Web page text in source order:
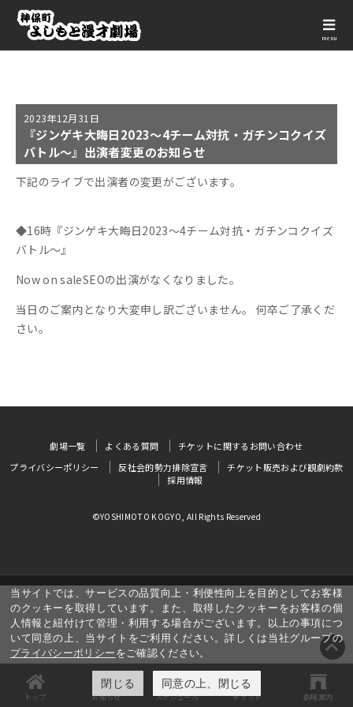
menu
2023年12月31日
『ジンゲキ大晦日2023～4チーム対抗・ガチンコクイズ
バトル～』出演者変更のお知らせ
下記のライブで出演者の変更がございます。
◆16時『ジンゲキ大晦日2023～4チーム対抗・ガチンコクイズ
バトル～』
Now on saleSEOの出演がなくなりました。
当日のご案内となり大変申し訳ございません。 何卒ご了承くだ
さい。
トップ お知らせ スケジュール チケット 劇場案内
当サイトでは、サービスの品質向上・利便性向上を目的としてお客様
のクッキーを取得しています。また、取得したクッキーをお客様の個
人情報と紐付けて管理・利用する場合がございます。以上の事項につ
いて同意の上、当サイトをご利用ください。詳しくは当社グループの
プライバシーポリシーをご確認ください。
閉じる 同意の上、閉じる
劇場一覧 よくある質問
チケットに関するお問い合わせ
プライバシーポリシー
反社会的勢力排除宣言
チケット販売および観劇約款
採用情報
©YOSHIMOTO KOGYO, All Rights Reserved